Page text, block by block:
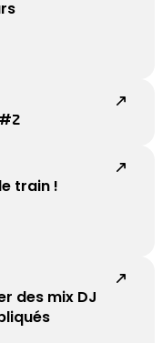
#2
train !
des mix DJ